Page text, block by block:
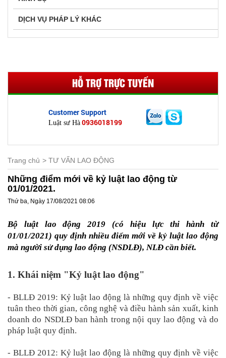
DỊCH VỤ PHÁP LÝ KHÁC
HỖ TRỢ TRỰC TUYẾN
Customer Support
Luật sư Hà 0936018199
Trang chủ TƯ VẤN LAO ĐỘNG
Những điểm mới về kỷ luật lao động từ
01/01/2021.
Thứ ba, Ngày 17/08/2021 08:06
Bộ luật lao động 2019 (có hiệu lực thi hành từ
01/01/2021) quy định nhiều điểm mới về kỷ luật lao động
mà người sử dụng lao động (NSDLĐ), NLĐ cần biết.
1. Khái niệm "Kỷ luật lao động"
- BLLĐ 2019: Kỷ luật lao động là những quy định về việc
tuân theo thời gian, công nghệ và điều hành sản xuất, kinh
doanh do NSDLĐ ban hành trong nội quy lao động và do
pháp luật quy định.
- BLLĐ 2012: Kỷ luật lao động là những quy định về việc